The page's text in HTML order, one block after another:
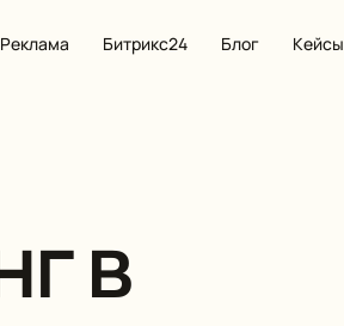
Реклама Битрикс24 Блог Кейсы
в